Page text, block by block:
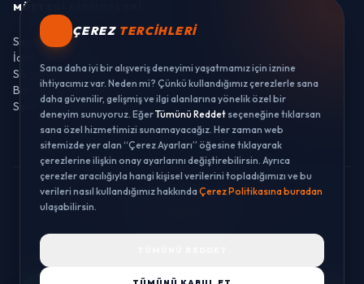
MÜŞTERI HIZMETLERI
Sipariş Takibi
İade ve Değişim
Sıkça Sorulan Sorular
Banka Hesaplarımız
Sipariş Takibi
© 2026 LUSTWAY. TÜM HAKLARI SAKLIDIR.
ÇEREZ TERCIHLERI
Sana daha iyi bir alışveriş deneyimi yaşatmamız için iznine
ihtiyacımız var. Neden mi? Çünkü kullandığımız çerezlerle sana
daha güvenilir, gelişmiş ve ilgi alanlarına yönelik özel bir
deneyim sunuyoruz. EğerTümünü Reddet seçeneğine tıklarsan
sana özel hizmetimizi sunamayacağız. Her zaman web
sitemizde yer alan “Çerez Ayarları” öğesine tıklayarak
çerezlerine ilişkin onay ayarlarını değiştirebilirsin. Ayrıca
çerezler aracılığıyla hangi kişisel verilerini topladığımızı ve bu
verileri nasıl kullandığımız hakkındaÇerez Politikasına buradan
ulaşabilirsin.